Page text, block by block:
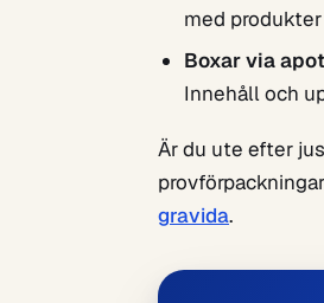
med
Boxar via
Innehåll och
Är du ute efter
gravida.